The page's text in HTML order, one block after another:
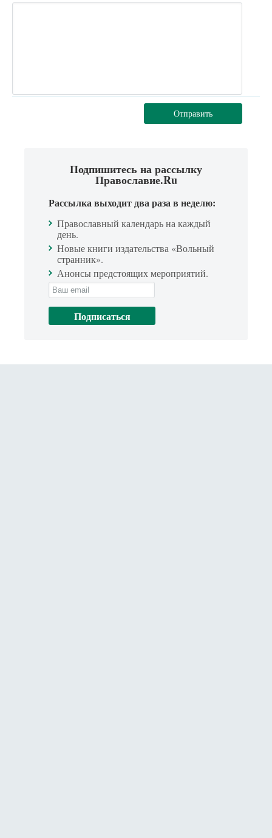
Отправить
Подпишитесь на рассылку
Православие.Ru
Рассылка выходит два раза в неделю:
Православный календарь на каждый
день.
Новые книги издательства «Вольный
странник».
Анонсы предстоящих мероприятий.